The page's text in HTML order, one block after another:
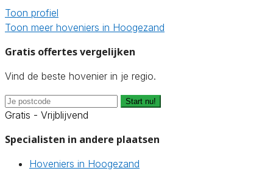
Toon profiel
Toon meer hoveniers in Hoogezand
Gratis offertes vergelijken
Vind de beste hovenier in je regio.
Start nu!
Gratis - Vrijblijvend
Specialisten in andere plaatsen
Hoveniers in Hoogezand